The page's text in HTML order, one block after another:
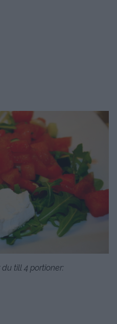
till 4 portioner: